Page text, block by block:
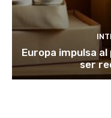
Europa impulsa
ser